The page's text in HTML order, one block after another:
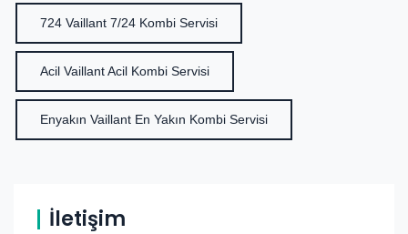
724 Vaillant 7/24 Kombi Servisi
Acil Vaillant Acil Kombi Servisi
Enyakın Vaillant En Yakın Kombi Servisi
İletişim